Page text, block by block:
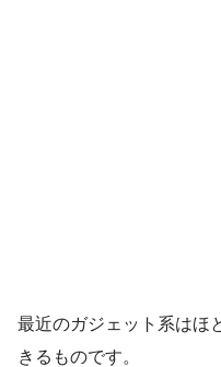
最近のガジェット系はほ
きるものです。